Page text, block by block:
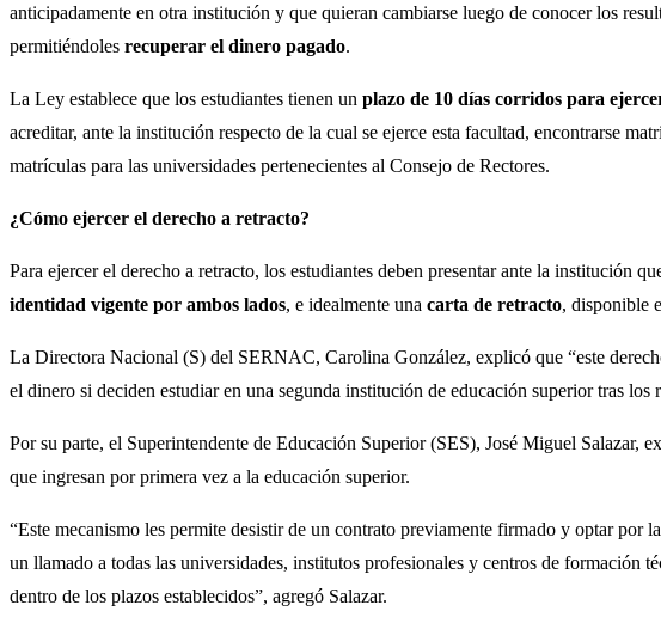
anticipadamente en otra institución y que quieran cambiarse luego de conocer los
permitiéndoles recuperar el dinero pagado.
La Ley establece que los estudiantes tienen un plazo de 10 días corridos para
acreditar, ante la institución respecto de la cual se ejerce esta facultad, encontrarse
matrículas para las universidades pertenecientes al Consejo de Rectores.
¿Cómo ejercer el derecho a retracto?
Para ejercer el derecho a retracto, los estudiantes deben presentar ante la institución
identidad vigente por ambos lados, e idealmente una carta de retracto, disponible
La Directora Nacional (S) del SERNAC, Carolina González, explicó que “este
el dinero si deciden estudiar en una segunda institución de educación superior tras
Por su parte, el Superintendente de Educación Superior (SES), José Miguel Salazar,
que ingresan por primera vez a la educación superior.
“Este mecanismo les permite desistir de un contrato previamente firmado y optar
un llamado a todas las universidades, institutos profesionales y centros de formación
dentro de los plazos establecidos”, agregó Salazar.